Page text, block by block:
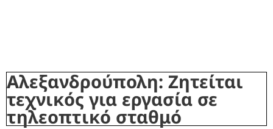
Αλεξανδρούπολη: Ζητείται
τεχνικός για εργασία σε
τηλεοπτικό σταθμό